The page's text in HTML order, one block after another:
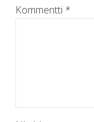
Kommentti *